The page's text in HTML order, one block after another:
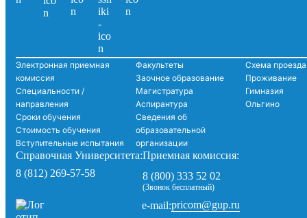
Электронная приемная
комиссия
Специальности /
направления
Сроки обучения
Стоимость обучения
Вступительные испытания
Факультеты
Заочное образование
Магистратура
Аспирантура
Сведения об
образовательной
организации
Схема проезда
Проживание
Гимназия
Ольгино
Справочная Университета:
8 (812) 269-57-58
Приемная комиссия:
8 (800) 333 52 02
(Звонок бесплатный)
e-mail:pricom@gup.ru